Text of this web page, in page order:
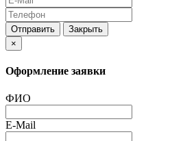
Отправить
Закрыть
×
Оформление заявки
ФИО
E-Mail